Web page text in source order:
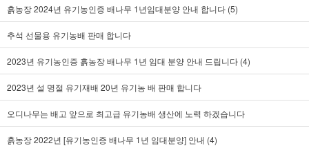
흙농장 2024년 유기농인증 배나무 1년임대분양 안내 합니다 (5)
추석 선물용 유기농배 판매 합니다
2023년 유기농인증 흙농장 배나무 1년 임대 분양 안내 드립니다 (4)
2023년 설 명절 유기재배 20년 유기농 배 판매 합니다
오디나무는 배고 앞으로 최고급 유기농배 생산에 노력 하겠습니다
흙농장 2022년 [유기농인증 배나무 1년 임대분양] 안내 (4)